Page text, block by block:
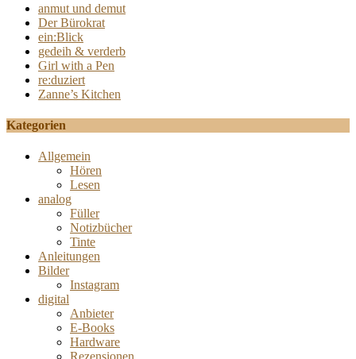
anmut und demut
Der Bürokrat
ein:Blick
gedeih & verderb
Girl with a Pen
re:duziert
Zanne’s Kitchen
Kategorien
Allgemein
Hören
Lesen
analog
Füller
Notizbücher
Tinte
Anleitungen
Bilder
Instagram
digital
Anbieter
E-Books
Hardware